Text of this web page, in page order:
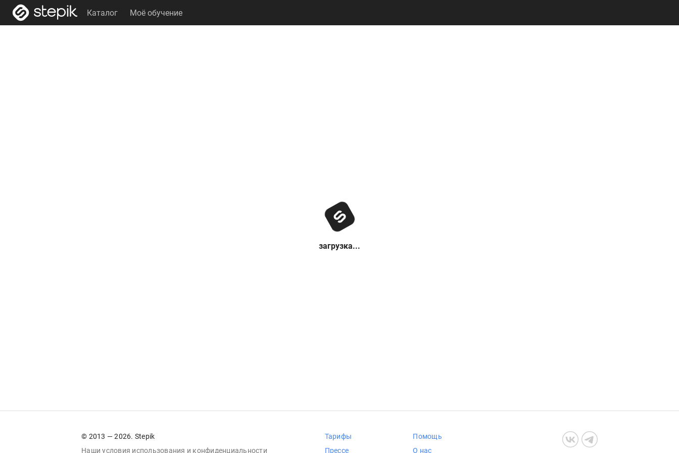
Каталог Моё обучение
загрузка...
© 2013 — 2026. Stepik
Наши условия использования и конфиденциальности
Тарифы
Прессе
Помощь
О нас